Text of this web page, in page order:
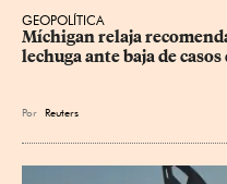
GEOPOLÍTICA
Míchigan relaja
lechuga ante baja de
Por Reuters